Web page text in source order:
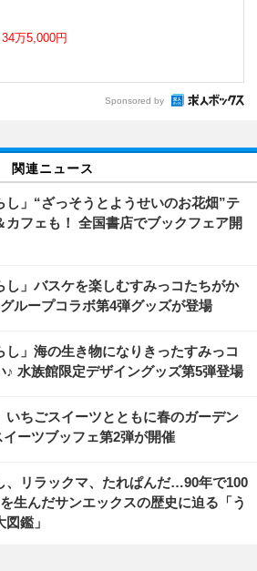
万5,000円
Sponsored by
関連ニュース
し」“ざっそうとようせいのお花畑”テ
カフェも！ 全国書店でブックフェア開
し」バスケを楽しむすみっコたちがか
ループコラボ第4弾グッズが登場
し」海の生き物になりきったすみっコ
♪ 水族館限定デザイングッズ第5弾登場
いちごスイーツとともに春のガーデン
ーツブッフェ第2弾が開催
、リラックマ、たれぱんだ…90年で100
生んだサンエックスの歴史に迫る「う
鑑」